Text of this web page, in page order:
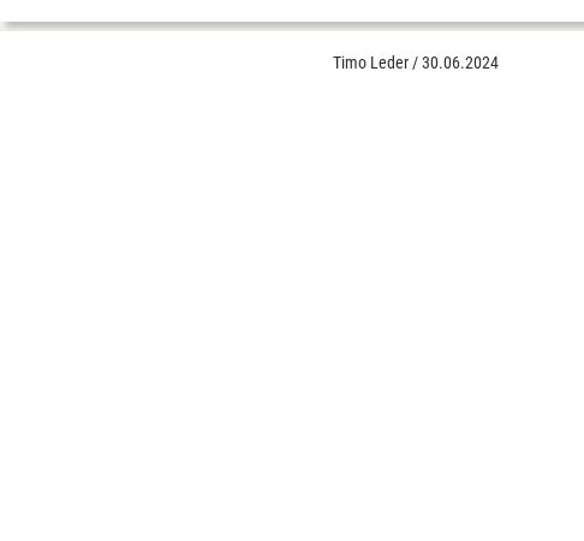
Timo Leder /30.06.2024